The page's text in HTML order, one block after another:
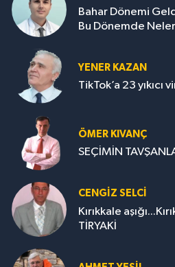
Bahar Dönemi
Bu Dönemde
YENER KAZAN
TikTok’a 23 yıkıcı
ÖMER KIVANÇ
SEÇİMİN
CENGİZ SELCİ
Kırıkkale
TİRYAKİ